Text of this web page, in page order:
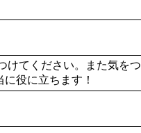
てください。また気を
役に立ちます！